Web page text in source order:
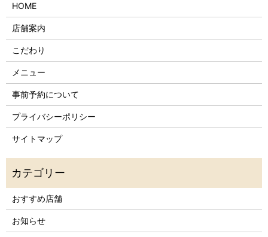
HOME
店舗案内
こだわり
メニュー
事前予約について
プライバシーポリシー
サイトマップ
おすすめ店舗
お知らせ